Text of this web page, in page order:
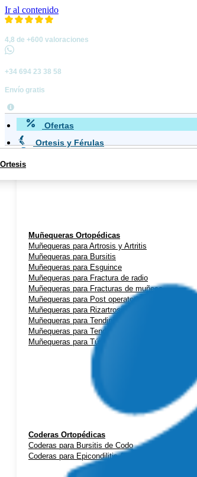
Ir al contenido
4,8 de +600 valoraciones
+34 694 23 38 58
Envío gratis
Ofertas
Ortesis y Férulas
Ortesis
Muñequeras Ortopédicas
Muñequeras para Artrosis y Artritis
Muñequeras para Bursitis
Muñequeras para Esguince
Muñequeras para Fractura de radio
Muñequeras para Fracturas de muñeca
Muñequeras para Post operatorio
Muñequeras para Rizartrosis (artrosis de pulgar)
Muñequeras para Tendinitis de mano
Muñequeras para Tendinitis de Quervain
Muñequeras para Túnel Carpiano
Coderas Ortopédicas
Coderas para Bursitis de Codo
Coderas para Epicondilitis (codo de tenista)